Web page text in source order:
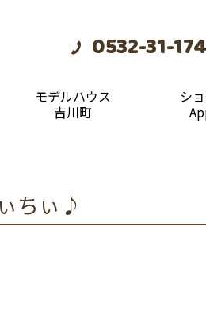
0532-31-
モデルハウス
吉川町
シ
ちぃ♪